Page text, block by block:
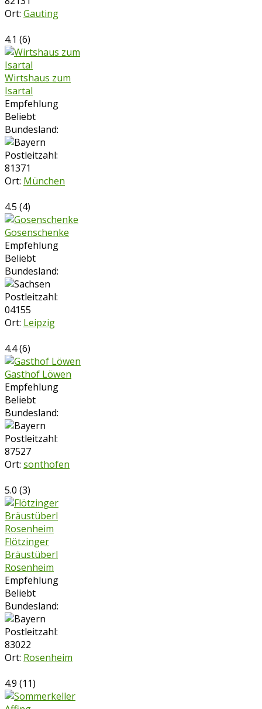
Ort: Gauting
4.1 (6)
Wirtshaus zum
Isartal
Empfehlung
Beliebt
Bundesland:
Postleitzahl:
81371
Ort: München
4.5 (4)
Gosenschenke
Empfehlung
Beliebt
Bundesland:
Postleitzahl:
04155
Ort: Leipzig
4.4(6)
Gasthof Löwen
Empfehlung
Beliebt
Bundesland:
Postleitzahl:
87527
Ort: sonthofen
5.0 (3)
Flötzinger
Bräustüberl
Rosenheim
Empfehlung
Beliebt
Bundesland:
Postleitzahl:
83022
Ort: Rosenheim
4.9 (11)